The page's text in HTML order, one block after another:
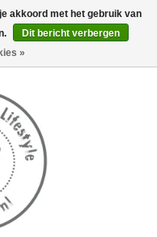
0 Artikelen - €0,00
akkoord met het gebruik van
Dit bericht verbergen
»